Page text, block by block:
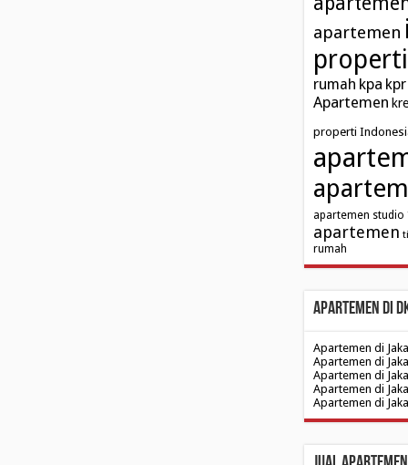
apartemen
properti
rumah kpa kpr
Apartemen
properti
apartemen studio
apartemen
rumah
Apartemen di
Apartemen di
Apartemen di
Apartemen di
Apartemen di
Apartemen di